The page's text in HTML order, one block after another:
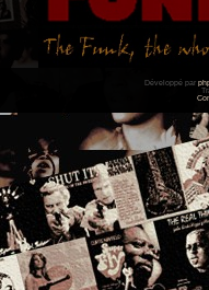
Développé par